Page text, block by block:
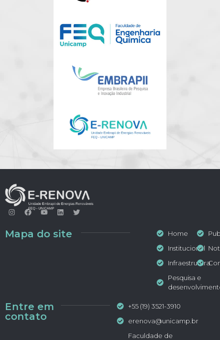
Mapa do site
Home
Institucional
Infraestrutura
Pesquisa e
Entre em
contato
+55 (19) 3521-3910
erenova@unicamp.br
Faculdade de